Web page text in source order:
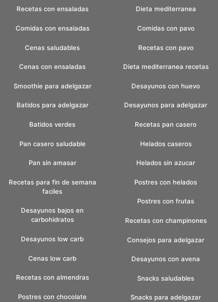
Recetas con ensaladas
Comidas con ensaladas
Cenas saludables
Cenas con ensaladas
Smoothie para adelgazar
Batidos para adelgazar
Batidos verdes
Dieta mediterranea
Comidas con pavo
Recetas con pavo
Dieta mediterranea recetas
Desayunos con huevo
Desayunos para adelgazar
Recetas pan casero
Pan casero saludable
Pan sin amasar
Recetas para fin de semana
faciles
Desayunos bajos en
carbohidratos
Desayunos low carb
Cenas low carb
Recetas con almendras
Postres con chocolate
Helados caseros
Helados sin azucar
Postres con helados
Postres con frutas
Recetas con champinones
Consejos para adelgazar
Desayunos con avena
Snacks saludables
Snacks para adelgazar